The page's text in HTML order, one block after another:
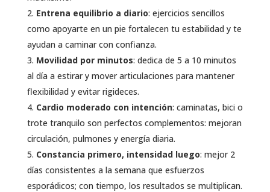
Entrena equilibrio a diario: ejercicios sencillos
como apoyarte en un pie fortalecen tu estabilidad y te
ayudan a caminar con confianza.
Movilidad por minutos: dedica de 5 a 10 minutos
al día a estirar y mover articulaciones para mantener
flexibilidad y evitar rigideces.
Cardio moderado con intención: caminatas, bici o
trote tranquilo son perfectos complementos: mejoran
circulación, pulmones y energía diaria.
Constancia primero, intensidad luego: mejor 2
días consistentes a la semana que esfuerzos
esporádicos; con tiempo, los resultados se multiplican.